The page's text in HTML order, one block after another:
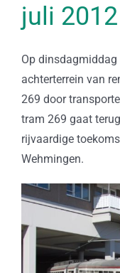
juli 2012
Op
achterterrein van
269 door
tram 269 gaat
rijvaardige
Wehmingen.